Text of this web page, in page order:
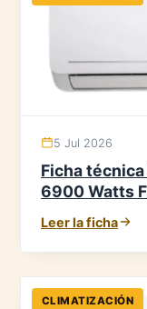
5 Jul 2026
Ficha
6900 Watts
Leer la ficha
CLIMATIZACIÓN